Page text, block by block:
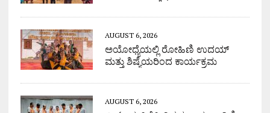
AUGUST 6, 2026
ಅಯೋಧ್ಯೆಯಲ್ಲಿ ರೋಹಿಣಿ ಉದಯ್
ಮತ್ತು ಶಿಷ್ಯೆಯರಿಂದ ಕಾರ್ಯಕ್ರಮ
AUGUST 6, 2026